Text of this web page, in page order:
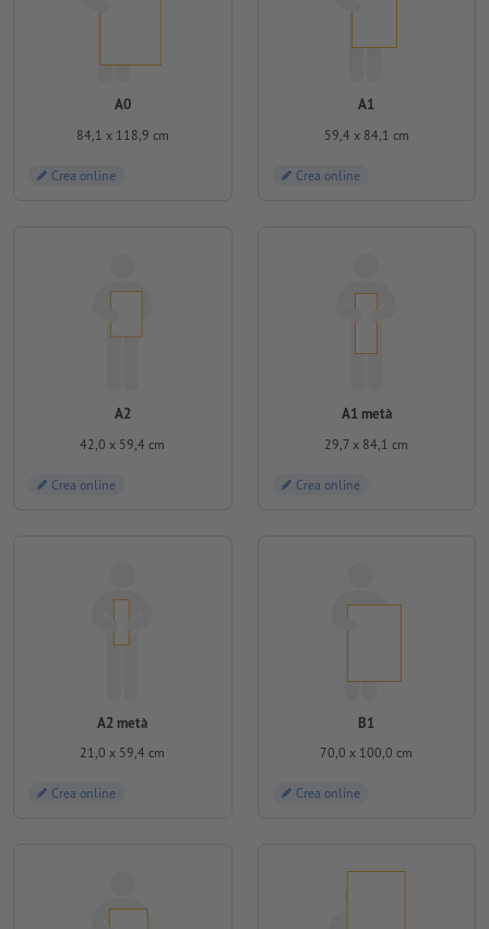
A0
84,1 x 118,9 cm
Crea online
A1
59,4 x 84,1 cm
Crea online
A2
42,0 x 59,4 cm
Crea online
A1 metà
29,7 x 84,1 cm
Crea online
A2 metà
21,0 x 59,4 cm
Crea online
B1
70,0 x 100,0 cm
Crea online